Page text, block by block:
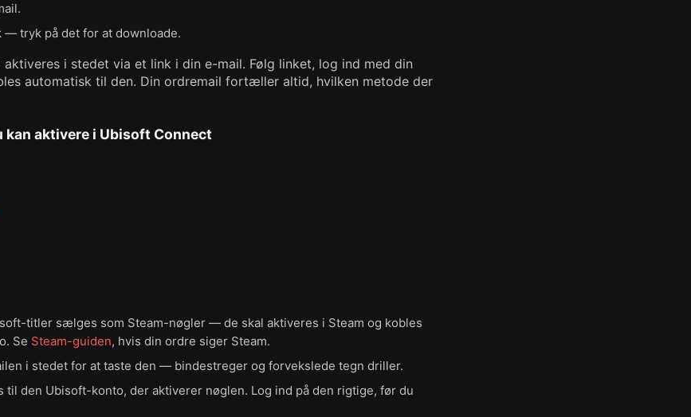
tryk på det for at downloade.
i stedet via et link i din e-mail. Følg linket, log ind med din
automatisk til den. Din ordremail fortæller altid, hvilken metode der
aktivere i Ubisoft Connect
titler sælges som Steam-nøgler — de skal aktiveres i Steam og kobles
Se Steam-guiden, hvis din ordre siger Steam.
i stedet for at taste den — bindestreger og forvekslede tegn driller.
til den Ubisoft-konto, der aktiverer nøglen. Log ind på den rigtige, før du